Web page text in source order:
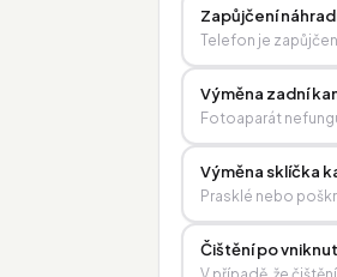
Zapůjčení
Telefon je
Výměna zadní
Fotoaparát
Výměna sklíčka
Prasklé nebo
Čištění po